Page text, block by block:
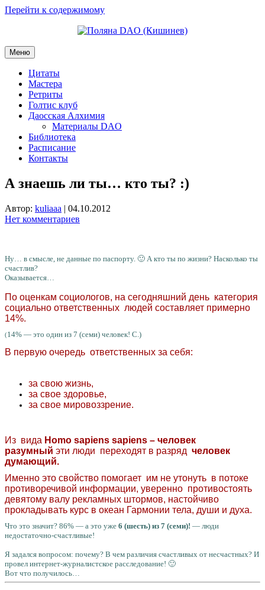
Перейти к содержимому
Меню
Цитаты
Мастера
Ретриты
Голтис клуб
Даосская Алхимия
Материалы DAO
Библиотека
Расписание
Контакты
А знаешь ли ты… кто ты? :)
Автор: kuliaaa | 04.10.2012
Нет комментариев
Ну… в смысле, не данные по паспорту. 🙂 А кто ты по жизни? Насколько ты
счастлив?
Оказывается…
По оценкам социологов, на сегодняшний день категория
социально ответственных людей составляет примерно
14%.
(14% — это один из 7 (семи) человек! С.)
В первую очередь ответственных за себя:
за свою жизнь,
за свое здоровье,
за свое мировоззрение.
Из вида Homo sapiens sapiens – человек
разумный эти люди переходят в разряд человек
думающий.
Именно это свойство помогает им не утонуть в потоке
противоречивой информации, уверенно противостоять
девятому валу рекламных штормов, настойчиво
прокладывать курс в океан Гармонии тела, души и духа.
Что это значит? 86% — а это уже 6 (шесть) из 7 (семи)! — люди
недостаточно-счастливые!
Я задался вопросом: почему? В чем различия счастливых от несчастных? И
провел интернет-журналистское расследование! 🙂
Вот что получилось…